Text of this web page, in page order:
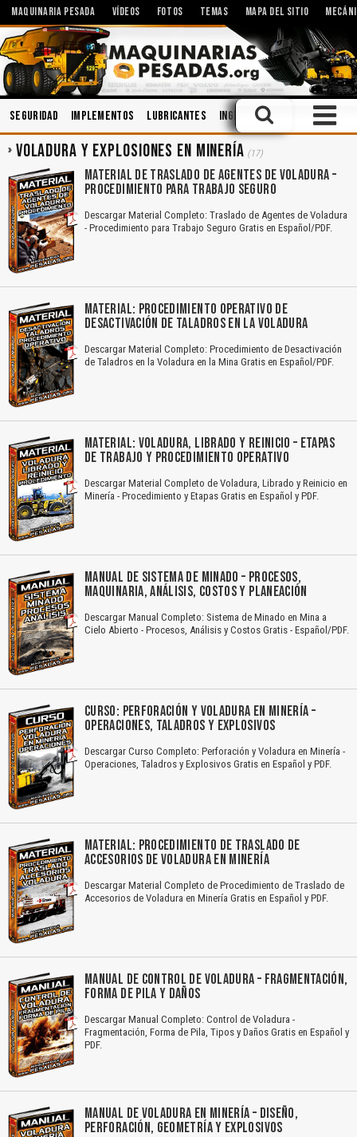
MAQUINARIA PESADA VÍDEOS FOTOS TEMAS MAPA DEL SITIO
Seguridad Implementos Lubricantes Ingeniería Topografía
VOLADURA Y EXPLOSIONES EN MINERÍA (17)
MATERIAL DE TRASLADO DE AGENTES DE VOLADURA –
PROCEDIMIENTO PARA TRABAJO SEGURO
Descargar Material Completo: Traslado de Agentes de Voladura
- Procedimiento para Trabajo Seguro Gratis en Español/PDF.
MATERIAL: PROCEDIMIENTO OPERATIVO DE
DESACTIVACIÓN DE TALADROS EN LA VOLADURA
Descargar Material Completo: Procedimiento de Desactivación
de Taladros en la Voladura en la Mina Gratis en Español/PDF.
MATERIAL: VOLADURA, LIBRADO Y REINICIO – ETAPAS
DE TRABAJO Y PROCEDIMIENTO OPERATIVO
Descargar Material Completo de Voladura, Librado y Reinicio en
Minería - Procedimiento y Etapas Gratis en Español y PDF.
MANUAL DE SISTEMA DE MINADO – PROCESOS,
MAQUINARIA, ANÁLISIS, COSTOS Y PLANEACIÓN
Descargar Manual Completo: Sistema de Minado en Mina a
Cielo Abierto - Procesos, Análisis y Costos Gratis - Español/PDF.
CURSO: PERFORACIÓN Y VOLADURA EN MINERÍA –
OPERACIONES, TALADROS Y EXPLOSIVOS
Descargar Curso Completo: Perforación y Voladura en Minería -
Operaciones, Taladros y Explosivos Gratis en Español y PDF.
MATERIAL: PROCEDIMIENTO DE TRASLADO DE
ACCESORIOS DE VOLADURA EN MINERÍA
Descargar Material Completo de Procedimiento de Traslado de
Accesorios de Voladura en Minería Gratis en Español y PDF.
MANUAL DE CONTROL DE VOLADURA – FRAGMENTACIÓN,
FORMA DE PILA Y DAÑOS
Descargar Manual Completo: Control de Voladura -
Fragmentación, Forma de Pila, Tipos y Daños Gratis en Español y
PDF.
MANUAL DE VOLADURA EN MINERÍA – DISEÑO,
PERFORACIÓN, GEOMETRÍA Y EXPLOSIVOS
El Título es incorrecto según el contenido.
Texto o Imagen de portada son erróneos.